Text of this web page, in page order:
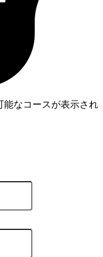
能なコースが表示され